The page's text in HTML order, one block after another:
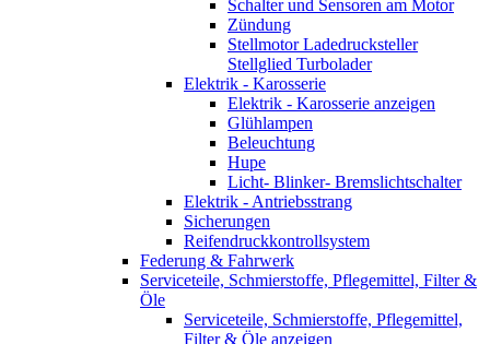
Schalter und Sensoren am Motor
Zündung
Stellmotor Ladedrucksteller
Stellglied Turbolader
Elektrik - Karosserie
Elektrik - Karosserie anzeigen
Glühlampen
Beleuchtung
Hupe
Licht- Blinker- Bremslichtschalter
Elektrik - Antriebsstrang
Sicherungen
Reifendruckkontrollsystem
Federung & Fahrwerk
Serviceteile, Schmierstoffe, Pflegemittel, Filter &
Öle
Serviceteile, Schmierstoffe, Pflegemittel,
Filter & Öle anzeigen